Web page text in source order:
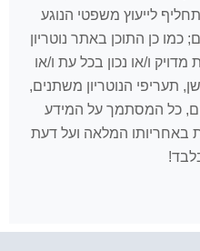
לייעוץ משפטי הנוגע
כמו כן התוכן באתר נוטריון
ו/או נכון בכל עת ו/או
תעריפי הנוטריון משתנים,
כל המסתמך על המידע
באחריותו המלאה ועל דעת